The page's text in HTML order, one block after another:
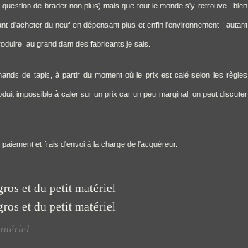
de brader non plus) mais que tout le monde s'y retrouve : bien
d'acheter du neuf en dépensant plus et enfin l'environnement : autant
au grand dam des fabricants je sais.
de tapis, à partir du moment où le prix est calé selon les règles
impossible à caler sur un prix car un peu marginal, on peut discuter
et frais d'envoi à la charge de l'acquéreur.